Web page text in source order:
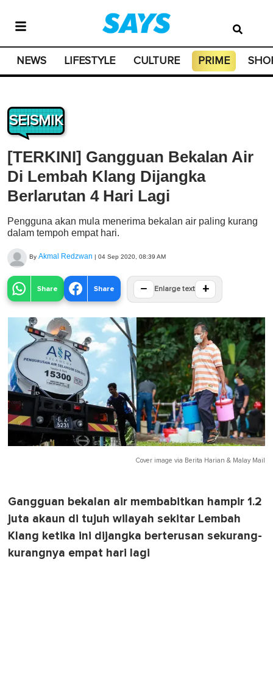
NEWS LIFESTYLE CULTURE PRIME
SEISMIK
[TERKINI] Gangguan Bekalan Air
Di Lembah Klang Dijangka
Berlarutan 4 Hari Lagi
Pengguna akan mula menerima bekalan air paling kurang
dalam tempoh empat hari.
By Akmal Redzwan | 04 Sep 2020, 08:39 AM
Share Share − Enlarge text +
Cover image via Berita Harian & Malay Mail
Gangguan bekalan air membabitkan hampir 1.2
juta akaun di tujuh wilayah sekitar Lembah
Klang ketika ini dijangka berterusan sekurang-
kurangnya empat hari lagi